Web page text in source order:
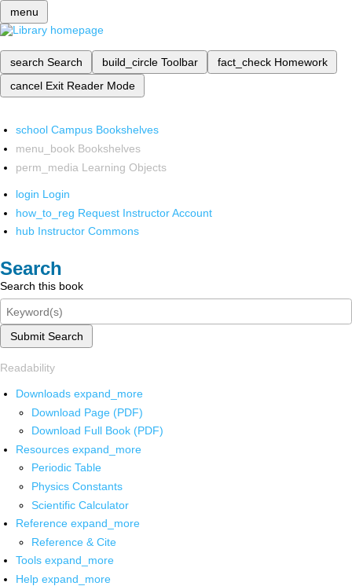
menu
search Search build_circle Toolbar fact_check Homework
cancel Exit Reader Mode
school Campus Bookshelves
menu_book Bookshelves
perm_media Learning Objects
login Login
how_to_reg Request Instructor Account
hub Instructor Commons
Search
Search this book
Submit Search
Readability
Downloads expand_more
Download Page (PDF)
Download Full Book (PDF)
Resources expand_more
Periodic Table
Physics Constants
Scientific Calculator
Reference expand_more
Reference & Cite
Tools expand_more
Help expand_more